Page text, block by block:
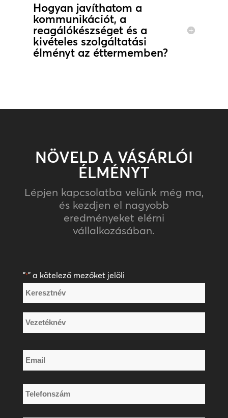
Hogyan javíthatom a
kommunikációt, a
reagálókészséget és a
kivételes szolgáltatási
élményt az éttermemben?
NÖVELD A VÁSÁRLÓI
ÉLMÉNYT
Lépjen kapcsolatba velünk még ma,
és kezdjen el nagyobb
eredményeket elérni
vállalkozásában.
"*" a kötelező mezőket jelöli
Név
*
Keresztnév
Email
*
Telefonszám
*